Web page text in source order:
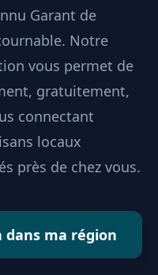
Garant de
Notre
vous permet de
gratuitement,
connectant
locaux
près de chez vous.
ma région